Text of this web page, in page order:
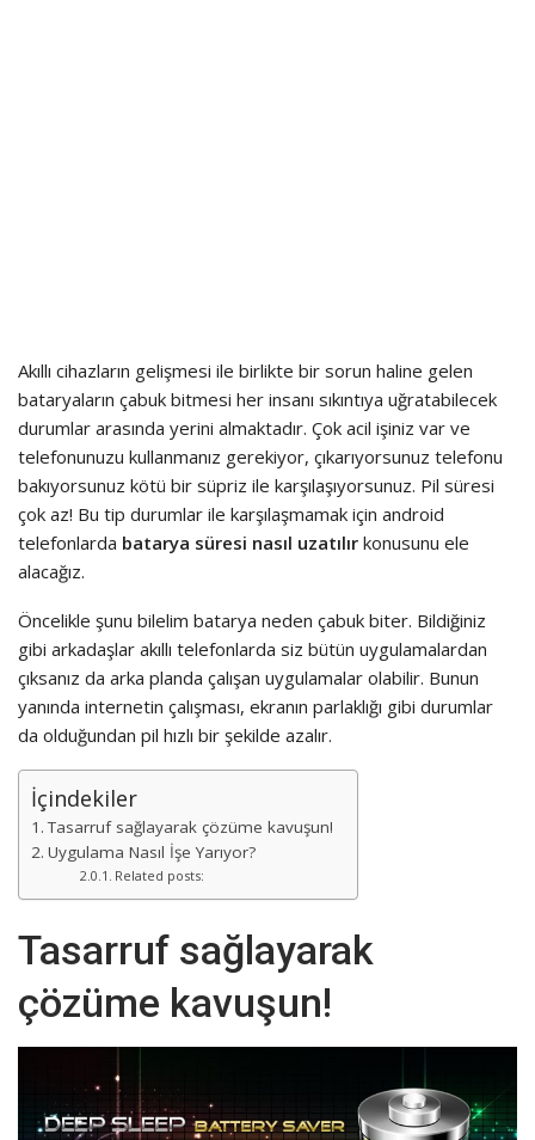
Akıllı cihazların gelişmesi ile birlikte bir sorun haline gelen
bataryaların çabuk bitmesi her insanı sıkıntıya uğratabilecek
durumlar arasında yerini almaktadır. Çok acil işiniz var ve
telefonunuzu kullanmanız gerekiyor, çıkarıyorsunuz telefonu
bakıyorsunuz kötü bir süpriz ile karşılaşıyorsunuz. Pil süresi
çok az! Bu tip durumlar ile karşılaşmamak için android
telefonlarda batarya süresi nasıl uzatılır konusunu ele
alacağız.
Öncelikle şunu bilelim batarya neden çabuk biter. Bildiğiniz
gibi arkadaşlar akıllı telefonlarda siz bütün uygulamalardan
çıksanız da arka planda çalışan uygulamalar olabilir. Bunun
yanında internetin çalışması, ekranın parlaklığı gibi durumlar
da olduğundan pil hızlı bir şekilde azalır.
İçindekiler
Tasarruf sağlayarak çözüme kavuşun!
Uygulama Nasıl İşe Yarıyor?
Related posts:
Tasarruf sağlayarak
çözüme kavuşun!